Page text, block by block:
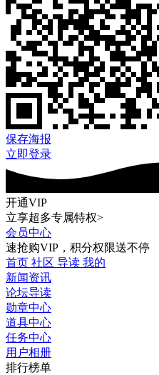
保存海报
立即登录
开通VIP
立享超多专属特权>
会员中心
速抢购VIP，积分权限送不停
首页 社区 导读 我的
新闻资讯
论坛导读
勋章中心
道具中心
任务中心
用户相册
排行榜单